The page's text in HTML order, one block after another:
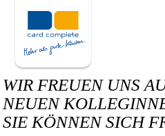
Stellenangebote
Unternehmensziele
Was wir bieten
Wie bewerbe ich mich
WIR FREUEN UNS
NEUEN
SIE KÖNNEN SICH